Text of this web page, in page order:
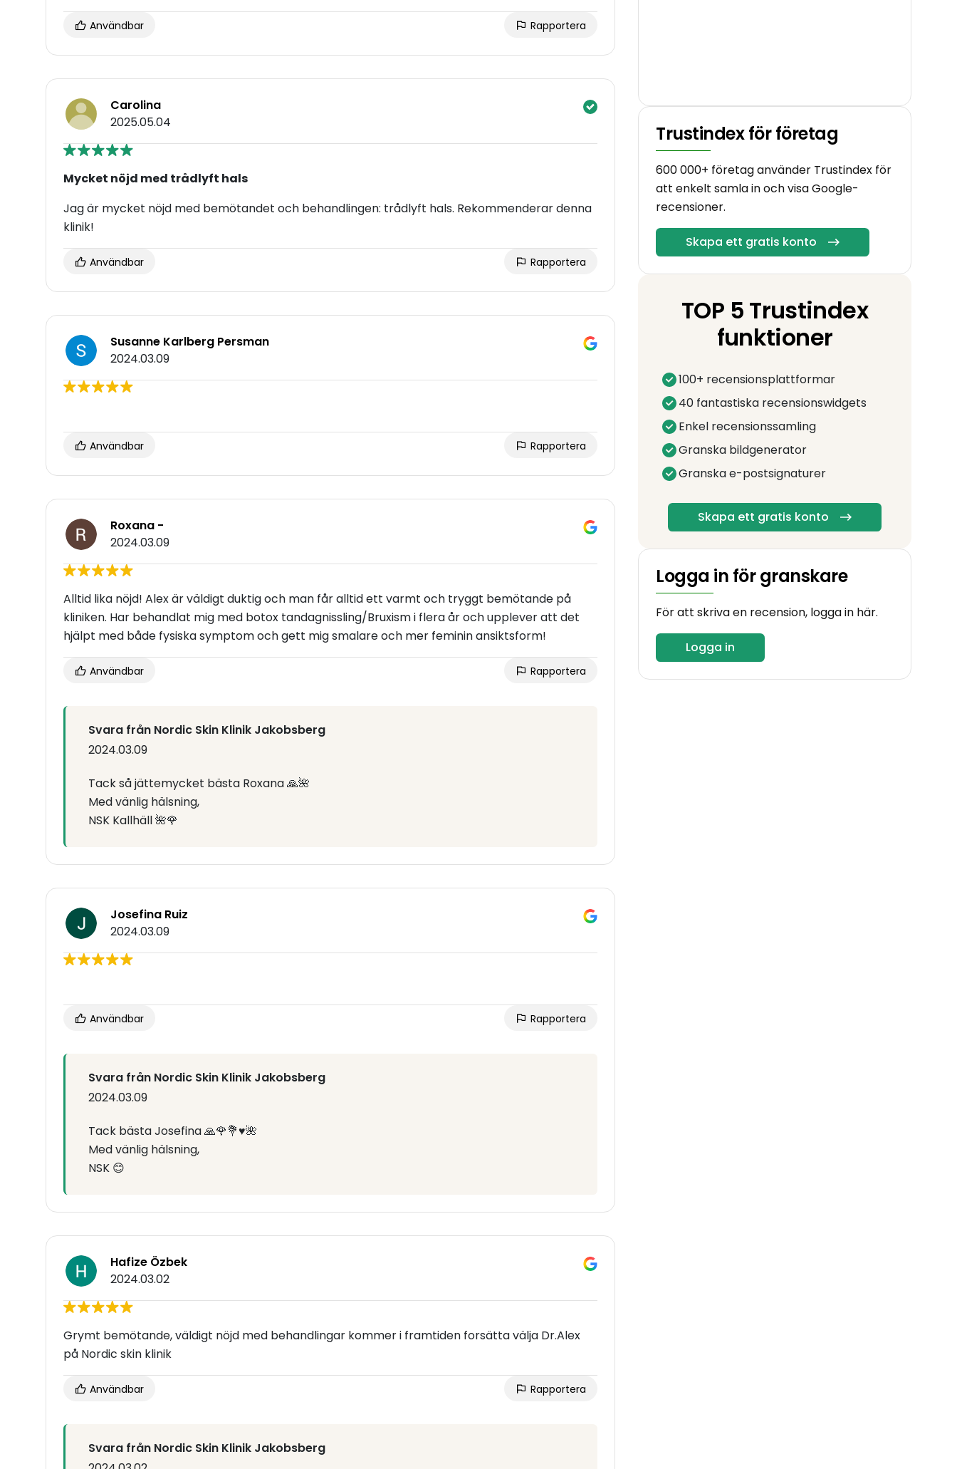
Användbar Rapportera
Carolina
2025.05.04
Mycket nöjd med trådlyft hals
Jag är mycket nöjd med bemötandet och behandlingen: trådlyft hals. Rekommenderar denna
klinik!
Användbar Rapportera
Susanne Karlberg Persman
2024.03.09
Användbar Rapportera
Roxana -
2024.03.09
Alltid lika nöjd! Alex är väldigt duktig och man får alltid ett varmt och tryggt bemötande på
kliniken. Har behandlat mig med botox tandagnissling/Bruxism i flera år och upplever att det
hjälpt med både fysiska symptom och gett mig smalare och mer feminin ansiktsform!
Användbar Rapportera
Svara från Nordic Skin Klinik Jakobsberg
2024.03.09
Tack så jättemycket bästa Roxana 🙏🌺
Med vänlig hälsning,
NSK Kallhäll 🌺🌹
Josefina Ruiz
2024.03.09
Användbar Rapportera
Svara från Nordic Skin Klinik Jakobsberg
2024.03.09
Tack bästa Josefina 🙏🌹💐♥️🌺
Med vänlig hälsning,
NSK 😊
Hafize Özbek
2024.03.02
Grymt bemötande, väldigt nöjd med behandlingar kommer i framtiden forsätta välja Dr.Alex
på Nordic skin klinik
Användbar Rapportera
Svara från Nordic Skin Klinik Jakobsberg
Trustindex för företag
600 000+ företag använder Trustindex för
att enkelt samla in och visa Google-
recensioner.
Skapa ett gratis konto
TOP 5 Trustindex
funktioner
100+ recensionsplattformar
40 fantastiska recensionswidgets
Enkel recensionssamling
Granska bildgenerator
Granska e-postsignaturer
Skapa ett gratis konto
Logga in för granskare
För att skriva en recension, logga in här.
Logga in